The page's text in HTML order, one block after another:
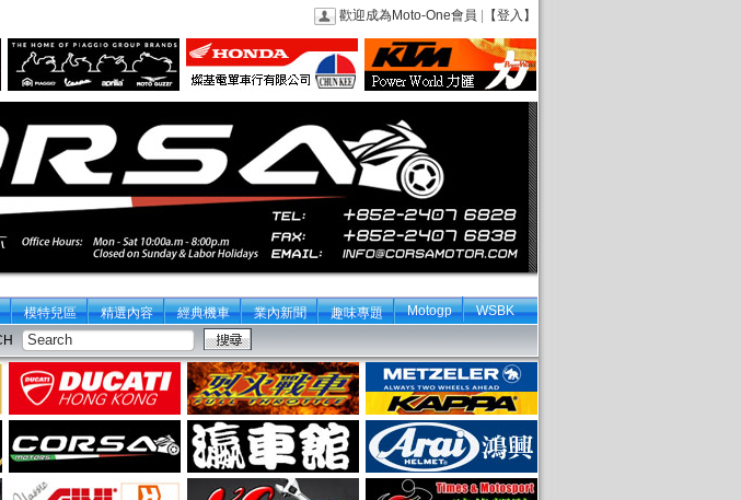
歡迎成為Moto-One會員 【登入】
模特兒區 精選內容 經典機車 業內新聞 趣味專題 Motogp WSBK